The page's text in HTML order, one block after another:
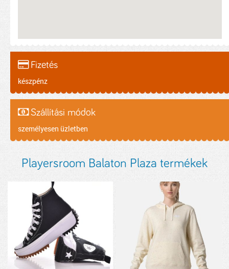
Fizetés
készpénz
Szállítási módok
személyesen üzletben
Playersroom Balaton Plaza termékek